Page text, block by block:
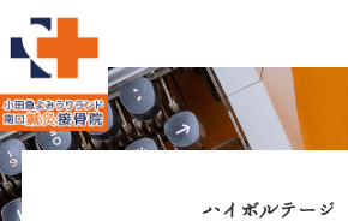
ハイボルテージ
当院のご紹介